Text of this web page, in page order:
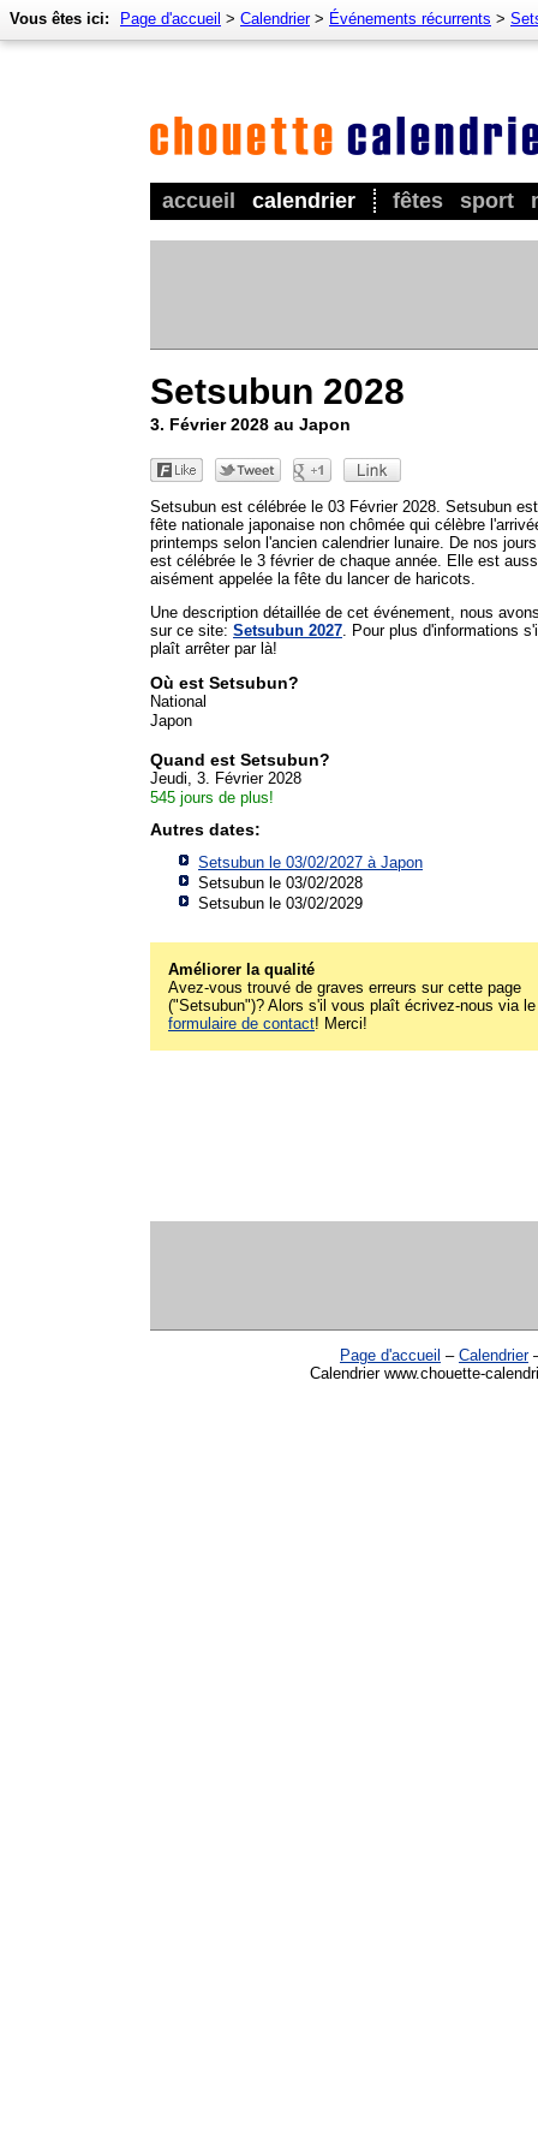
accueil calendrier fêtes sport
Vous êtes ici: Page d'accueil > Calendrier> Événements récurrents >
Setsubun 2028
3. Février 2028 au Japon
Setsubun est célébrée le 03 Février 2028. Setsubun
fête nationale japonaise non chômée qui célèbre
printemps selon l'ancien calendrier lunaire. De nos
est célébrée le 3 février de chaque année. Elle est
aisément appelée la fête du lancer de haricots.
Une description détaillée de cet événement, nous
sur ce site: Setsubun 2027 . Pour plus d'informations
plaît arrêter par là!
Où est Setsubun?
National
Japon
Quand est Setsubun?
Jeudi, 3. Février 2028
545 jours de plus!
Autres dates:
Setsubun le 03/02/2027 à Japon
Setsubun le 03/02/2028
Setsubun le 03/02/2029
Améliorer la qualité
Avez-vous trouvé de graves erreurs sur cette page
("Setsubun")? Alors s'il vous plaît écrivez-nous via le
formulaire de contact! Merci!
Page d'accueil – Calendrier
Calendrier www.chouette-